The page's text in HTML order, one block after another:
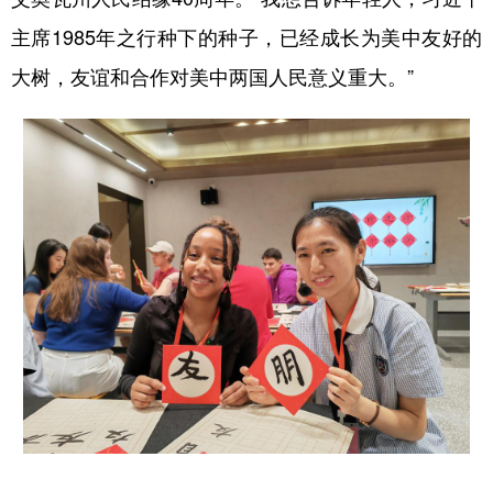
主席1985年之行种下的种子，已经成长为美中友好的
大树，友谊和合作对美中两国人民意义重大。”